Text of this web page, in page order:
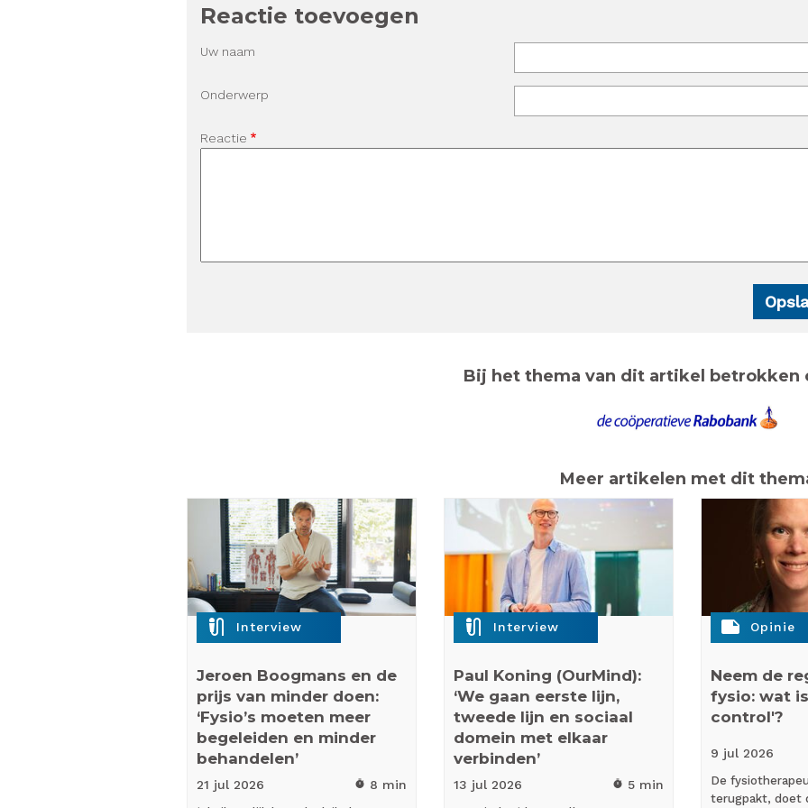
Reactie toevoegen
Uw naam
Onderwerp
Reactie
Bij het thema van dit artikel betrokken
Meer artikelen met dit
mic_external_on Interview
Jeroen Boogmans en de
prijs van minder doen:
‘Fysio’s moeten meer
begeleiden en minder
behandelen’
21 jul 2026 timer 8 min
mic_external_on Interview
Paul Koning (OurMind):
‘We gaan eerste lijn,
tweede lijn en sociaal
domein met elkaar
verbinden’
13 jul 2026 timer 5 min
note Opinie
Neem de
fysio: wat
control'?
9 jul 2026
De
terugpakt, doet